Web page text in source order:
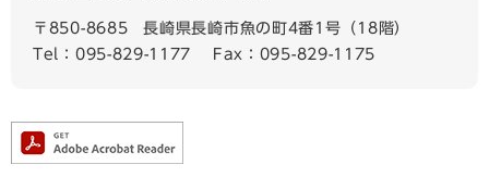
〒850-8685
長崎県長崎市魚の町4番1号（18階）
Tel：095-829-1177
Fax：095-829-1175